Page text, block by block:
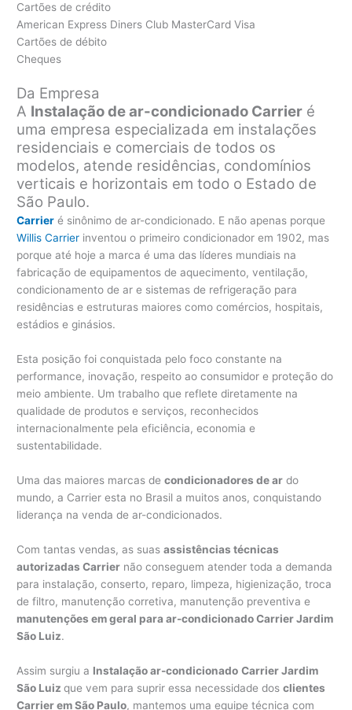
Cartões de crédito
American Express Diners Club MasterCard Visa
Cartões de débito
Cheques
Da Empresa
A Instalação de ar-condicionado Carrier é
uma empresa especializada em instalações
residenciais e comerciais de todos os
modelos, atende residências, condomínios
verticais e horizontais em todo o Estado de
São Paulo.
Carrier é sinônimo de ar-condicionado. E não apenas porque
Willis Carrier inventou o primeiro condicionador em 1902, mas
porque até hoje a marca é uma das líderes mundiais na
fabricação de equipamentos de aquecimento, ventilação,
condicionamento de ar e sistemas de refrigeração para
residências e estruturas maiores como comércios, hospitais,
estádios e ginásios.
Esta posição foi conquistada pelo foco constante na
performance, inovação, respeito ao consumidor e proteção do
meio ambiente. Um trabalho que reflete diretamente na
qualidade de produtos e serviços, reconhecidos
internacionalmente pela eficiência, economia e
sustentabilidade.
Uma das maiores marcas decondicionadores de ar do
mundo, a Carrier esta no Brasil a muitos anos, conquistando
liderança na venda de ar-condicionados.
Com tantas vendas, as suasassistências técnicas
autorizadas Carrier não conseguem atender toda a demanda
para instalação, conserto, reparo, limpeza, higienização, troca
de filtro, manutenção corretiva, manutenção preventiva e
manutenções em geral para ar-condicionado Carrier Jardim
São Luiz.
Assim surgiu a Instalação ar-condicionado Carrier Jardim
São Luizque vem para suprir essa necessidade dosclientes
Carrier em São Paulo, mantemos uma equipe técnica com